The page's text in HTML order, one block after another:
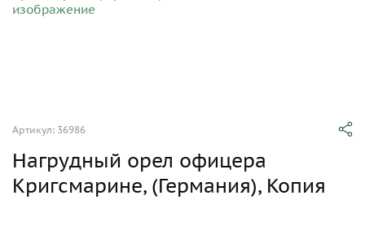
Артикул: 36986
Нагрудный орел офицера
Кригсмарине, (Германия), Копия